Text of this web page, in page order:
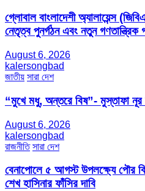
গ্লোবাল বাংলাদেশী অ্যালায়েন্স
নেতৃত্ব পুনর্গঠন এবং নতুন গণতান্ত্রিক
August 6, 2026
kalersongbad
জাতীয় সারা দেশ
“মুখে মধু, অন্তরে বিষ”- মুস্তাফা নূর
August 6, 2026
kalersongbad
রাজনীতি সারা দেশ
বেনাপোলে ৫ আগস্ট উপলক্ষ্যে পৌর
শেখ হাসিনার ফাঁসির দাবি